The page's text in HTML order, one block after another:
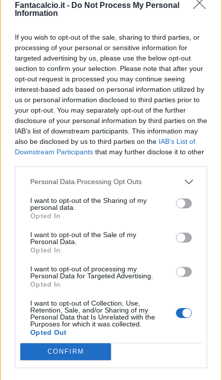
Fantacalcio.it - Do Not Process My Personal
Information
If you wish to opt-out of the sale, sharing to third parties, or
processing of your personal or sensitive information for
targeted advertising by us, please use the below opt-out
section to confirm your selection. Please note that after your
opt-out request is processed you may continue seeing
interest-based ads based on personal information utilized by
us or personal information disclosed to third parties prior to
your opt-out. You may separately opt-out of the further
disclosure of your personal information by third parties on the
IAB’s list of downstream participants. This information may
also be disclosed by us to third parties on the IAB’s List of
Downstream Participants that may further disclose it to other
Personal Data Processing Opt Outs
I want to opt-out of the Sharing of my
personal data.
Opted In
I want to opt-out of the Sale of my
Personal Data.
Opted In
I want to opt-out of processing my
Personal Data for Targeted Advertising.
Opted In
I want to opt-out of Collection, Use,
Retention, Sale, and/or Sharing of my
Personal Data that Is Unrelated with the
Purposes for which it was collected.
Opted Out
CONFIRM
intermittenza è diventata sempre più foriera di
controproducente: appena dodici le presenze a
voto senza gol né assist.
Albert Gudmundsson- Quotazione iniziale 24 -
Quotazione finale 13 - Differenza -11 - Alla sua
seconda stagione con la maglia della Fiorentina,
sarebbe stato lecito aspettarsi qualcosa di più
da lui. Invece l'amore tra l'islandese e la viola
sembra essere destinato a non sbocciare mai.
Tante le presenze messe assieme in questa
stagione, ben 32, ma un rendimento
complessivo decisamente al di sotto delle
attese. Solamente cinque i gol realizzati, di cui
ben tre su calcio di rigore, ormai sembra essere
decisivo che quando indossava la maglia del
Genoa aveva fatto brillare gli occhi a tutti i
fantallenatori.
Riccardo Orsolini
Quotazione finale 19 - Differenza -11 - Reduce da
una stagione fantascientifica per rendimento e
costanza, dall'esterno del Bologna ci si
aspettava una replica per la definitiva
consacrazione, invece così non è stato. Travolto